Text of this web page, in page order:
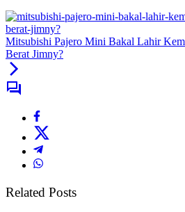
Mitsubishi Pajero Mini Bakal Lahir
Berat Jimny?
Related Posts